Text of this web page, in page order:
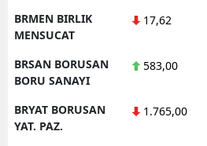
BRMEN BIRLIK
MENSUCAT
17,62
BRSAN BORUSAN
BORU SANAYI
583,00
BRYAT BORUSAN
YAT. PAZ.
1.765,00